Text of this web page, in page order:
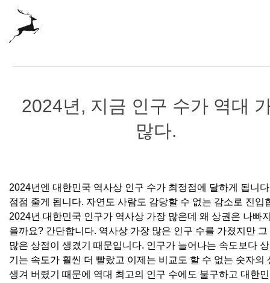
2024년, 지금 인구 수가 역대
많다.
2024년엔 대한민국 역사상 인구 수가 최정점에 달하게 됩니
점점 줄게 됩니다. 자연도 사람도 감당할 수 없는 감소로 진입
2024년 대한민국 인구가 역사상 가장 많은데 왜 상권은 나빠
을까요? 간단합니다. 역사상 가장 많은 인구 수를 가졌지만 그
많은 상점이 생겼기 때문입니다. 인구가 늘어나는 속도보다
기는 속도가 훨씬 더 빨랐고 이제는 비교도 할 수 없는 숫자의
생겨 버렸기 때문에 역대 최고의 인구 수에도 불구하고 대한